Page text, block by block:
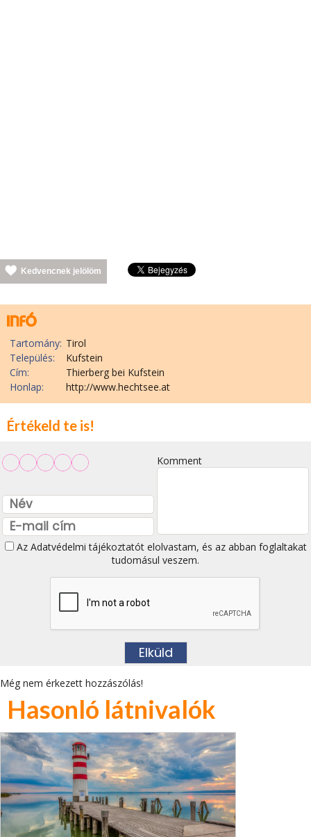
Kedvencnek jelölöm
Tartomány: Tirol
Település:
Kufstein
Cím:
Thierberg bei Kufstein
Honlap:
http://www.hechtsee.at
Értékeld te is!
Komment
Az Adatvédelmi tájékoztatótelolvastam, és az abban foglaltakat
tudomásul veszem.
Még nem érkezett hozzászólás!
Hasonló látnivalók